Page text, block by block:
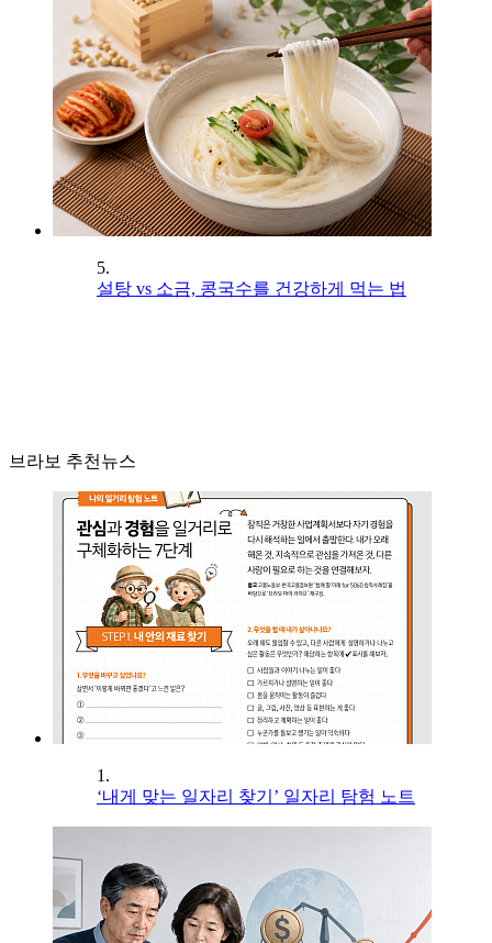
5.
설탕 vs 소금, 콩국수를 건강하게 먹는 법
브라보 추천뉴스
1.
‘내게 맞는 일자리 찾기’ 일자리 탐험 노트